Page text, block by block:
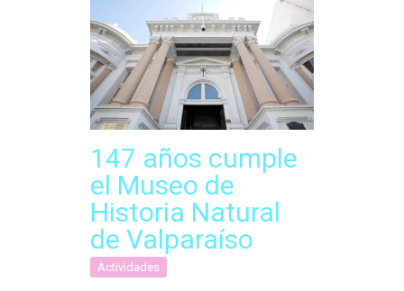
147 años cumple
el Museo de
Historia Natural
de Valparaíso
Actividades